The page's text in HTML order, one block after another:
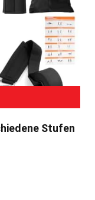
Stufen